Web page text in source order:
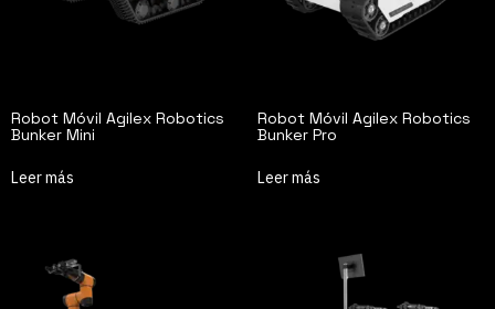
Robot Móvil Agilex Robotics
Bunker Mini
Leer más
Robot Móvil Agilex Robotics
Bunker Pro
Leer más